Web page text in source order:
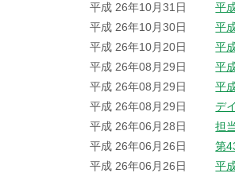
平成 26年10月31日
平
平成 26年10月30日
平
平成 26年10月20日
平
平成 26年08月29日
平
平成 26年08月29日
平
平成 26年08月29日
デ
平成 26年06月28日
担
平成 26年06月26日
第
平成 26年06月26日
平